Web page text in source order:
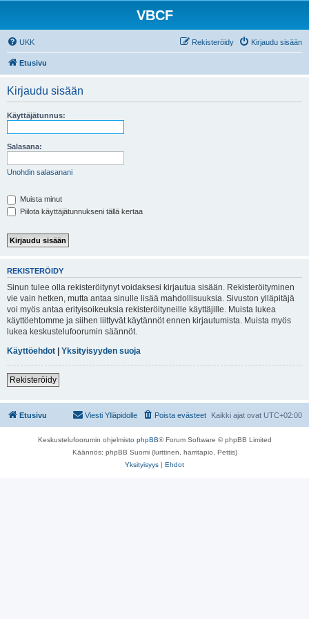
VBCF
UKK Kirjaudu sisään
Rekisteröidy
Etusivu
Kirjaudu sisään
Käyttäjätunnus:
Salasana:
Unohdin salasanani
Muista minut
Piilota käyttäjätunnukseni tällä kertaa
REKISTERÖIDY
Sinun tulee olla rekisteröitynyt voidaksesi kirjautua sisään. Rekisteröityminen
vie vain hetken, mutta antaa sinulle lisää mahdollisuuksia. Sivuston ylläpitäjä
voi myös antaa erityisoikeuksia rekisteröityneille käyttäjille. Muista lukea
käyttöehtomme ja siihen liittyvät käytännöt ennen kirjautumista. Muista myös
lukea keskustelufoorumin säännöt.
Käyttöehdot | Yksityisyyden suoja
Rekisteröidy
Etusivu Kaikki ajat ovat UTC+02:00
Poista evästeet
Viesti Ylläpidolle
Keskustelufoorumin ohjelmisto phpBB® Forum Software © phpBB Limited
Käännös: phpBB Suomi (lurttinen, harritapio, Pettis)
Yksityisyys | Ehdot